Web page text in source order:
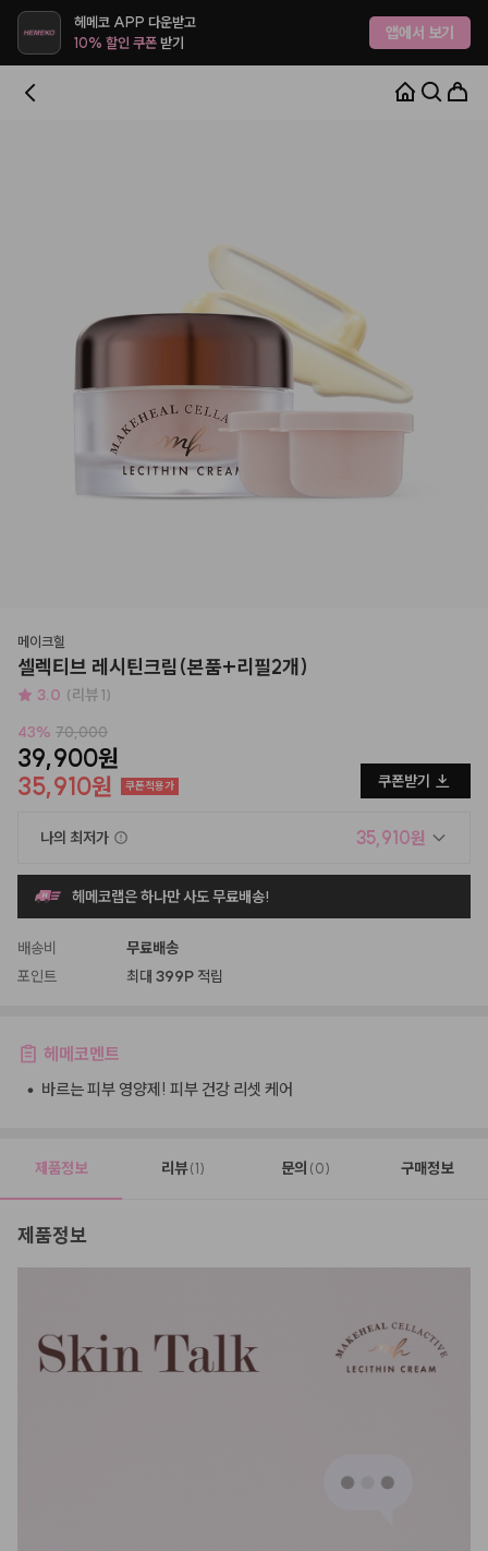
헤메코 APP 다운받고
10% 할인 쿠폰받기 앱에서 보기
메이크힐
셀렉티브 레시틴크림(본품+리필2개)
3.0 (리뷰 1)
43% 70,000
39,900원
35,910원
쿠폰적용가 쿠폰받기
나의 최저가 35,910원
헤메코랩은 하나만 사도 무료배송!
배송비
무료배송
포인트
최대 399P 적립
헤메코멘트
• 바르는 피부 영양제! 피부 건강 리셋 케어
제품정보 리뷰(1) 문의 (0) 구매정보
제품정보